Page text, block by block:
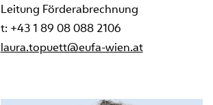
Leitung Förderabrechnung
t: +43 1 89 08 088 2106
laura.topuett@eufa-wien.at